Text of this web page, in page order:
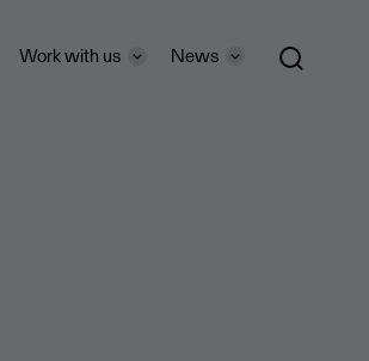
Work with us News